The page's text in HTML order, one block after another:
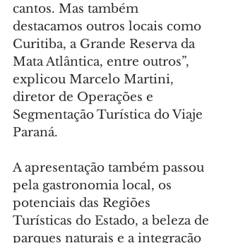
cantos. Mas também
destacamos outros locais como
Curitiba, a Grande Reserva da
Mata Atlântica, entre outros”,
explicou Marcelo Martini,
diretor de Operações e
Segmentação Turística do Viaje
Paraná.
A apresentação também passou
pela gastronomia local, os
potenciais das Regiões
Turísticas do Estado, a beleza de
parques naturais e a integração